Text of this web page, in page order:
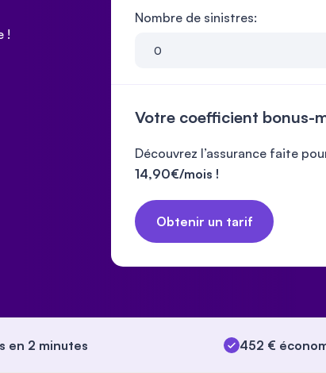
!
Nombre de sinistres:
Votre coefficient bonus-
Découvrez l’assurance faite
14,90€/mois !
Obtenir un tarif
en 2 minutes 452 €